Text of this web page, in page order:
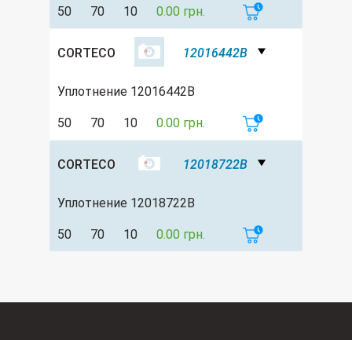
50 70 10 0.00 грн.
CORTECO 12016442B
Уплотнение 12016442B
50 70 10 0.00 грн.
CORTECO 12018722B
Уплотнение 12018722B
50 70 10 0.00 грн.